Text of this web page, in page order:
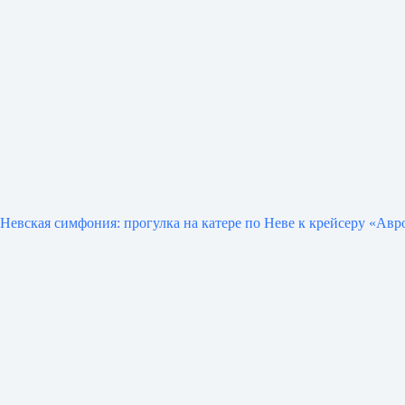
Невская симфония: прогулка на катере по Неве к крейсеру